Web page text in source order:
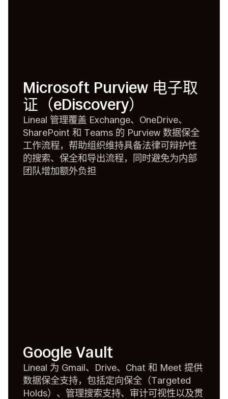
Microsoft Purview 电子取
证（eDiscovery）
Lineal 管理覆盖 Exchange、OneDrive、
SharePoint 和 Teams 的 Purview 数据保全
工作流程，帮助组织维持具备法律可辩护性
的搜索、保全和导出流程，同时避免为内部
团队增加额外负担
Google Vault
Lineal 为 Gmail、Drive、Chat 和 Meet 提供
数据保全支持，包括定向保全（Targeted
Holds）、管理搜索支持、审计可视性以及贯